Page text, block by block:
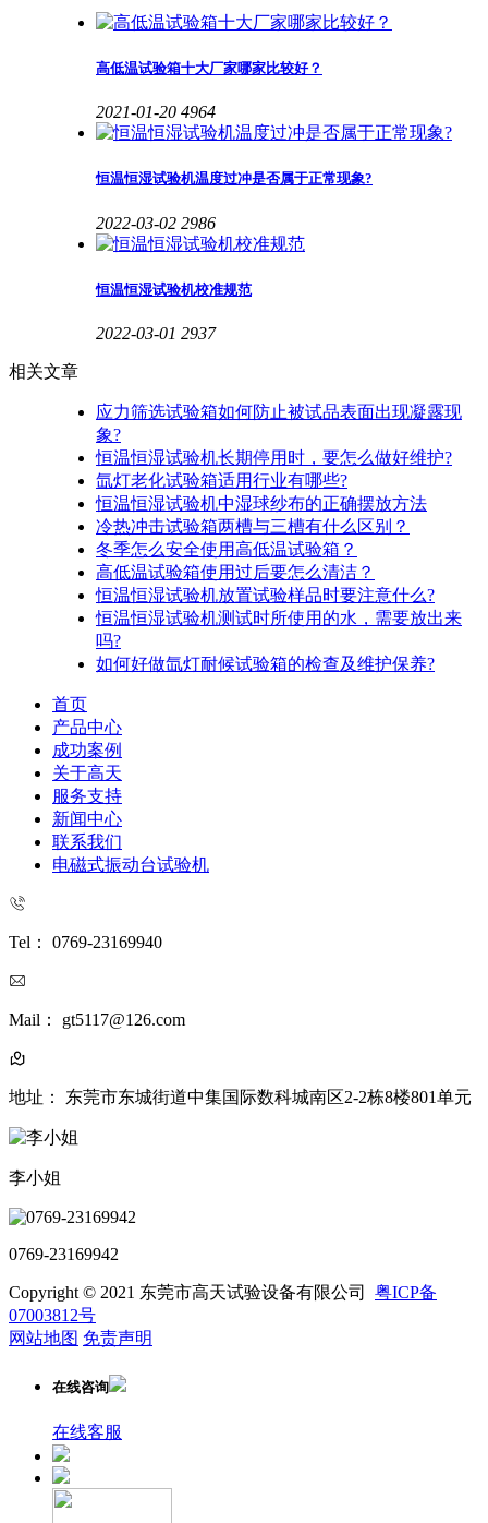
高低温试验箱十大厂家哪家比较好？
2021-01-20 4964
恒温恒湿试验机温度过冲是否属于正常现象?
2022-03-02 2986
恒温恒湿试验机校准规范
2022-03-01 2937
相关文章
应力筛选试验箱如何防止被试品表面出现凝露现
象?
恒温恒湿试验机长期停用时，要怎么做好维护?
氙灯老化试验箱适用行业有哪些?
恒温恒湿试验机中湿球纱布的正确摆放方法
冷热冲击试验箱两槽与三槽有什么区别？
冬季怎么安全使用高低温试验箱？
高低温试验箱使用过后要怎么清洁？
恒温恒湿试验机放置试验样品时要注意什么?
恒温恒湿试验机测试时所使用的水，需要放出来
吗?
如何好做氙灯耐候试验箱的检查及维护保养?
首页
产品中心
成功案例
关于高天
服务支持
新闻中心
联系我们
电磁式振动台试验机
Tel： 0769-23169940
Mail： gt5117@126.com
地址： 东莞市东城街道中集国际数科城南区2-2栋8楼801单元
李小姐
0769-23169942
Copyright © 2021 东莞市高天试验设备有限公司 粤ICP备
07003812号
网站地图 免责声明
在线咨询
在线客服